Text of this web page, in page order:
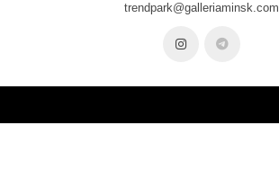
trendpark@galleriaminsk.com